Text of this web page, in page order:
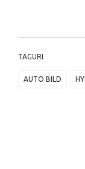
TAGURI
AUTO BILD